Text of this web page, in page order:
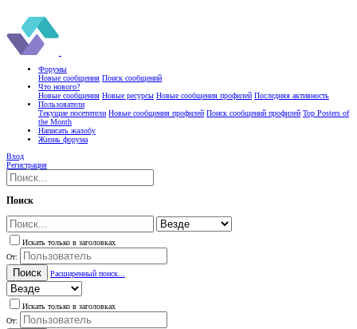
Форумы
Новые сообщения Поиск сообщений
Что нового?
Новые сообщения Новые ресурсы Новые сообщения профилей Последняя активность
Пользователи
Текущие посетители Новые сообщения профилей Поиск сообщений профилей Top Posters of
the Month
Написать жалобу
Жизнь форума
Вход
Регистрация
Поиск
Искать только в заголовках
От:
Поиск Расширенный поиск...
Искать только в заголовках
От: